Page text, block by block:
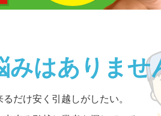
みはありませ
るだけ安く引越しがしたい。